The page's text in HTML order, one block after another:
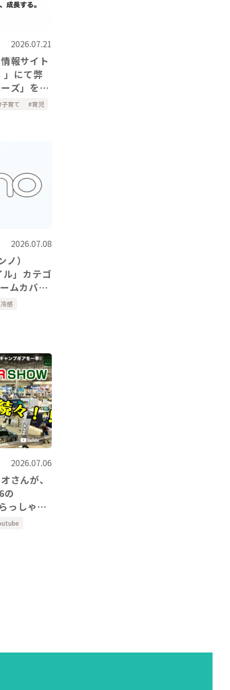
2026.07.21
報サイト
にて弊
ズ」をご
子育て 育児
2026.07.08
）
」カテゴ
ムカバ
いただき
感
2026.07.06
さんが、
っしゃい